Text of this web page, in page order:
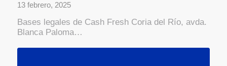
13 febrero, 2025
Bases legales de Cash Fresh Coria del Río, avda.
Blanca Paloma…